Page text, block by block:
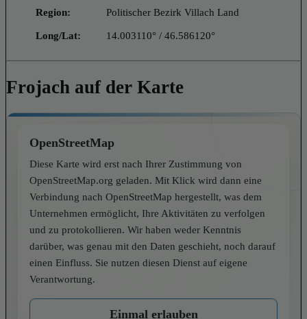
Region: Politischer Bezirk Villach Land
Long/Lat: 14.003110° / 46.586120°
Frojach auf der Karte
OpenStreetMap
Diese Karte wird erst nach Ihrer Zustimmung von
OpenStreetMap.org geladen. Mit Klick wird dann eine
Verbindung nach OpenStreetMap hergestellt, was dem
Unternehmen ermöglicht, Ihre Aktivitäten zu verfolgen
und zu protokollieren. Wir haben weder Kenntnis
darüber, was genau mit den Daten geschieht, noch darauf
einen Einfluss. Sie nutzen diesen Dienst auf eigene
Verantwortung.
Einmal erlauben